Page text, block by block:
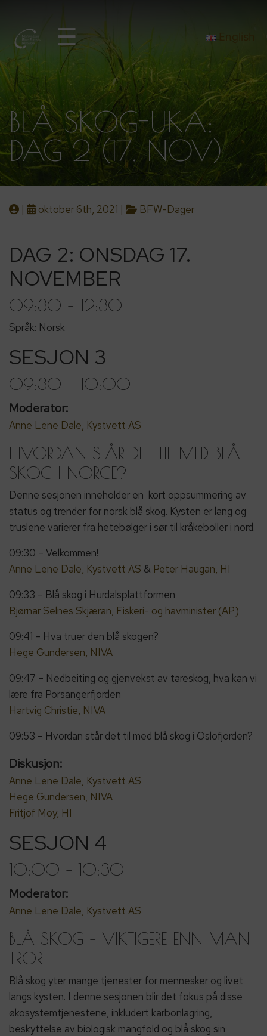
☰
BLÅ SKOG-UKA:
DAG 2 (17. NOV)
| oktober 6th, 2021 | BFW-Dager
DAG 2: ONSDAG 17.
NOVEMBER
09:30 – 12:30
Språk: Norsk
SESJON 3
09:30 – 10:00
Moderator:
Anne Lene Dale, Kystvett AS
HVORDAN STÅR DET TIL MED BLÅ
SKOG I NORGE?
Denne sesjonen inneholder en kort oppsummering av
status og trender for norsk blå skog. Kysten er lang og
truslene varierer fra hetebølger i sør til kråkeboller i nord.
09:30 – Velkommen!
Anne Lene Dale, Kystvett AS & Peter Haugan, HI
09:33 – Blå skog i Hurdalsplattformen
Bjørnar Selnes Skjæran, Fiskeri- og havminister (AP)
09:41 – Hva truer den blå skogen?
Hege Gundersen, NIVA
09:47 – Nedbeiting og gjenvekst av tareskog, hva kan vi
lære fra Porsangerfjorden
Hartvig Christie, NIVA
09:53 – Hvordan står det til med blå skog i Oslofjorden?
Diskusjon:
Anne Lene Dale, Kystvett AS
Hege Gundersen, NIVA
Fritjof Moy, HI
SESJON 4
10:00 – 10:30
Moderator:
Anne Lene Dale, Kystvett AS
BLÅ SKOG – VIKTIGERE ENN MAN
TROR
Blå skog yter mange tjenester for mennesker og livet
langs kysten. I denne sesjonen blir det fokus på disse
økosystemtjenestene, inkludert karbonlagring,
beskyttelse av biologisk mangfold og blå skog sin